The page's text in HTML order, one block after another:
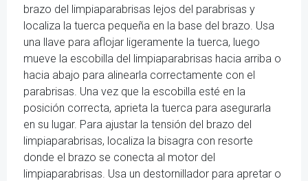
brazo del limpiaparabrisas lejos del parabrisas y
localiza la tuerca pequeña en la base del brazo. Usa
una llave para aflojar ligeramente la tuerca, luego
mueve la escobilla del limpiaparabrisas hacia arriba o
hacia abajo para alinearla correctamente con el
parabrisas. Una vez que la escobilla esté en la
posición correcta, aprieta la tuerca para asegurarla
en su lugar. Para ajustar la tensión del brazo del
limpiaparabrisas, localiza la bisagra con resorte
donde el brazo se conecta al motor del
limpiaparabrisas. Usa un destornillador para apretar o